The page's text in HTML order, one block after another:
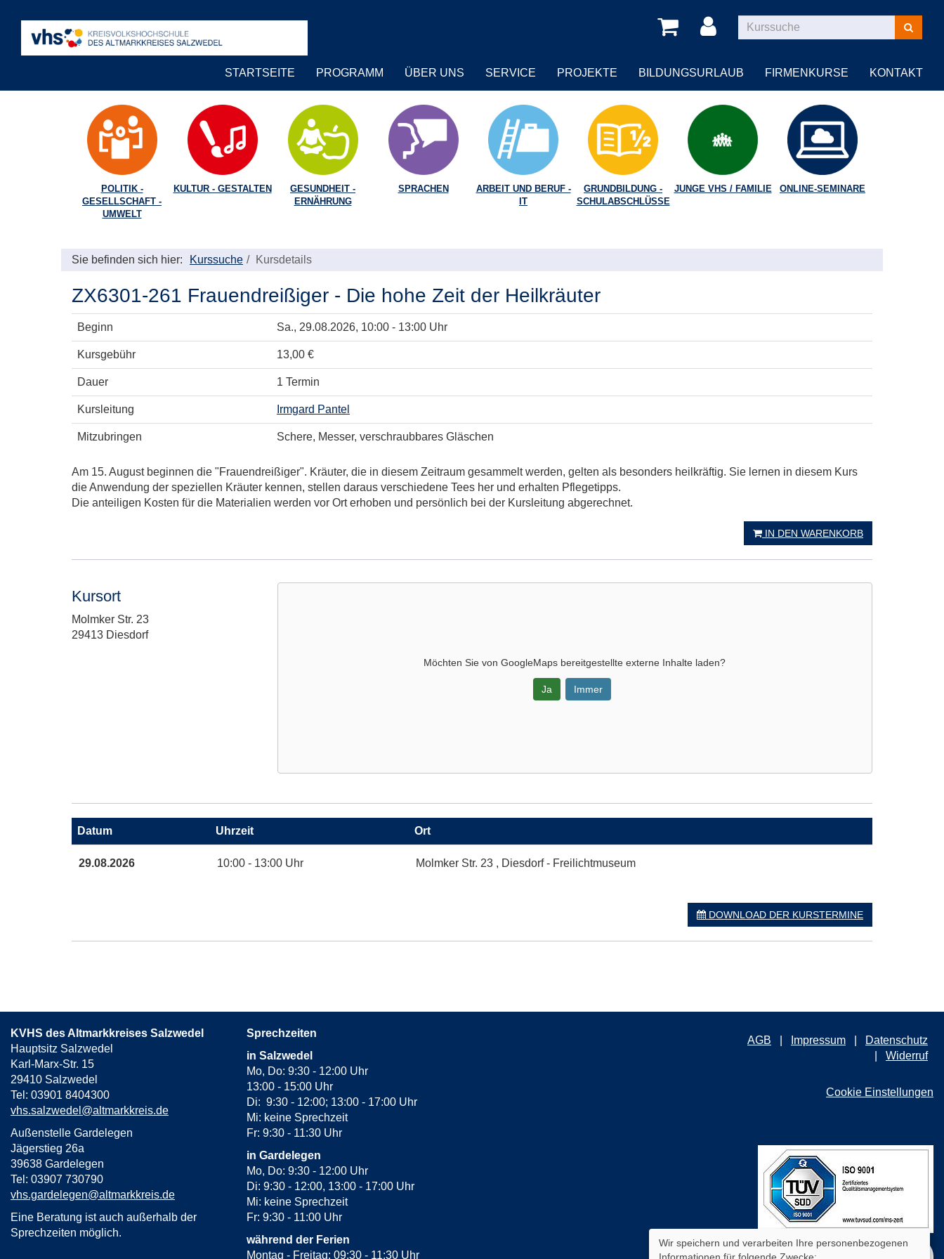
Kurse
suchen
STARTSEITE PROGRAMM ÜBER UNS SERVICE PROJEKTE BILDUNGSURLAUB FIRMENKURSE KONTAKT
POLITIK -
GESELLSCHAFT -
UMWELT
KULTUR - GESTALTEN
GESUNDHEIT -
ERNÄHRUNG
SPRACHEN
ARBEIT UND BERUF -
IT
GRUNDBILDUNG -
SCHULABSCHLÜSSE
JUNGE VHS / FAMILIE ONLINE-SEMINARE
Sie befinden sich hier: Kurssuche Kursdetails
ZX6301-261 Frauendreißiger - Die hohe Zeit der Heilkräuter
Beginn Sa., 29.08.2026, 10:00 - 13:00 Uhr
Kursgebühr 13,00 €
Dauer 1 Termin
Kursleitung Irmgard Pantel
Mitzubringen Schere, Messer, verschraubbares Gläschen
Am 15. August beginnen die "Frauendreißiger". Kräuter, die in diesem Zeitraum gesammelt werden, gelten als besonders heilkräftig. Sie lernen in diesem Kurs
die Anwendung der speziellen Kräuter kennen, stellen daraus verschiedene Tees her und erhalten Pflegetipps.
Die anteiligen Kosten für die Materialien werden vor Ort erhoben und persönlich bei der Kursleitung abgerechnet.
IN DEN WARENKORB
Kursort
Adresse:
Molmker Str. 23
29413 Diesdorf
Möchten Sie vonGoogleMaps bereitgestellte externe Inhalte laden?
Ja Immer
Maps
Karte
neuem
zum
Datum Uhrzeit Ort
29.08.2026 10:00 - 13:00 Uhr Molmker Str. 23 , Diesdorf - Freilichtmuseum
DOWNLOAD DER KURSTERMINE
KVHS des Altmarkkreises Salzwedel
Hauptsitz Salzwedel
Karl-Marx-Str. 15
29410 Salzwedel
Tel: 03901 8404300
vhs.salzwedel@altmarkkreis.de
Außenstelle Gardelegen
Jägerstieg 26a
39638 Gardelegen
Tel: 03907 730790
vhs.gardelegen@altmarkkreis.de
Eine Beratung ist auch außerhalb der
Sprechzeiten möglich.
Sprechzeiten
in Salzwedel
Mo, Do: 9:30 - 12:00 Uhr
13:00 - 15:00 Uhr
Di: 9:30 - 12:00; 13:00 - 17:00 Uhr
Mi: keine Sprechzeit
Fr: 9:30 - 11:30 Uhr
in Gardelegen
Mo, Do: 9:30 - 12:00 Uhr
Di: 9:30 - 12:00, 13:00 - 17:00 Uhr
Mi: keine Sprechzeit
Fr: 9:30 - 11:00 Uhr
während der Ferien
Montag - Freitag: 09:30 - 11:30 Uhr
AGB Impressum
Datenschutz
Widerruf
Cookie Einstellungen
Wir speichern und verarbeiten Ihre personenbezogenen